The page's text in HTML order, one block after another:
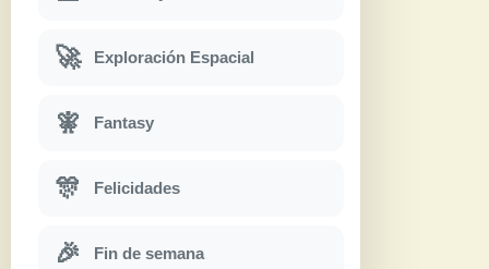
🚀 Exploración Espacial
🧚 Fantasy
🎊 Felicidades
🎉 Fin de semana